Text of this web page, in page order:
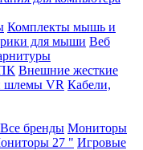
Комплекты мышь и
для мыши Веб
Внешние жесткие
шлемы VR Кабели,
Все бренды Мониторы
27 " Игровые